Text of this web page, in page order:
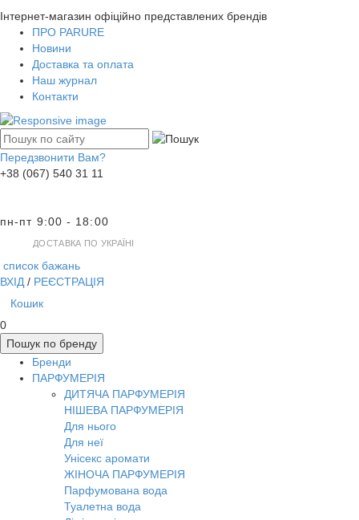
Інтернет-магазин офіційно представлених брендів
ПРО PARURE
Новини
Доставка та оплата
Наш журнал
Контакти
Передзвонити Вам?
+38 (067) 540 31 11
пн-пт 9:00 - 18:00
ДОСТАВКА ПО УКРАЇНІ
список бажань
ВХІД / РЕЄСТРАЦІЯ
Кошик
0
Пошук по бренду
Бренди
ПАРФУМЕРІЯ
ДИТЯЧА ПАРФУМЕРІЯ
НІШЕВА ПАРФУМЕРІЯ
Для нього
Для неї
Унісекс аромати
ЖІНОЧА ПАРФУМЕРІЯ
Парфумована вода
Туалетна вода